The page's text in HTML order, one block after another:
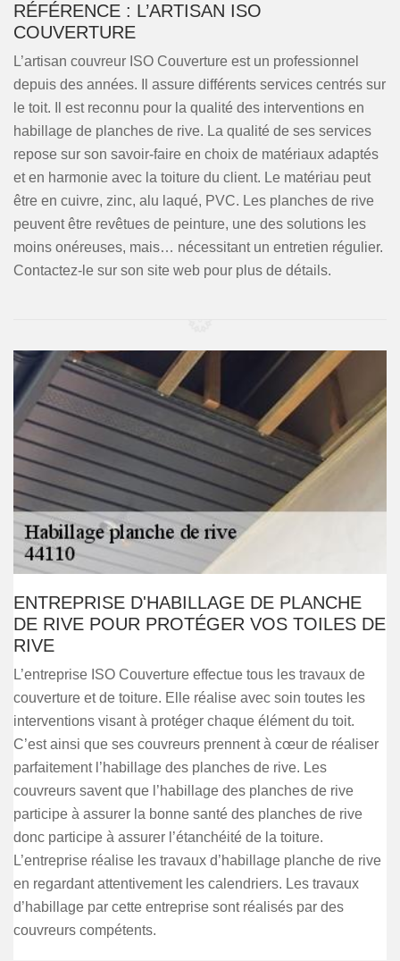
RÉFÉRENCE : L’ARTISAN ISO
COUVERTURE
L’artisan couvreur ISO Couverture est un professionnel
depuis des années. Il assure différents services centrés sur
le toit. Il est reconnu pour la qualité des interventions en
habillage de planches de rive. La qualité de ses services
repose sur son savoir-faire en choix de matériaux adaptés
et en harmonie avec la toiture du client. Le matériau peut
être en cuivre, zinc, alu laqué, PVC. Les planches de rive
peuvent être revêtues de peinture, une des solutions les
moins onéreuses, mais… nécessitant un entretien régulier.
Contactez-le sur son site web pour plus de détails.
ENTREPRISE D'HABILLAGE DE PLANCHE
DE RIVE POUR PROTÉGER VOS TOILES DE
RIVE
L’entreprise ISO Couverture effectue tous les travaux de
couverture et de toiture. Elle réalise avec soin toutes les
interventions visant à protéger chaque élément du toit.
C’est ainsi que ses couvreurs prennent à cœur de réaliser
parfaitement l’habillage des planches de rive. Les
couvreurs savent que l’habillage des planches de rive
participe à assurer la bonne santé des planches de rive
donc participe à assurer l’étanchéité de la toiture.
L’entreprise réalise les travaux d’habillage planche de rive
en regardant attentivement les calendriers. Les travaux
d’habillage par cette entreprise sont réalisés par des
couvreurs compétents.